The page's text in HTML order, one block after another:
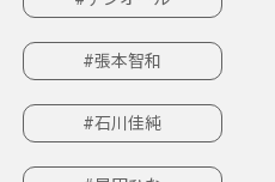
#張本智和
#石川佳純